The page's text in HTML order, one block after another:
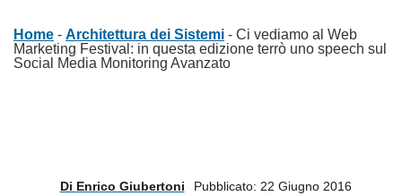
Home - Architettura dei Sistemi - Ci vediamo al Web
Marketing Festival: in questa edizione terrò uno speech sul
Social Media Monitoring Avanzato
Di Enrico Giubertoni
Pubblicato: 22 Giugno 2016